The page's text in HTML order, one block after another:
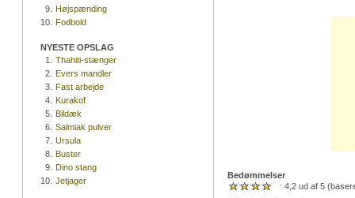
9. Højspænding
10. Fodbold
NYESTE OPSLAG
1.
Thahiti-stænger
2. Evers mandler
3. Fast arbejde
4. Kurakof
5. Bildæk
6. Salmiak pulver
7. Ursula
8. Buster
9. Dino stang
10. Jetjager
Bedømmelser
4,2 ud af 5